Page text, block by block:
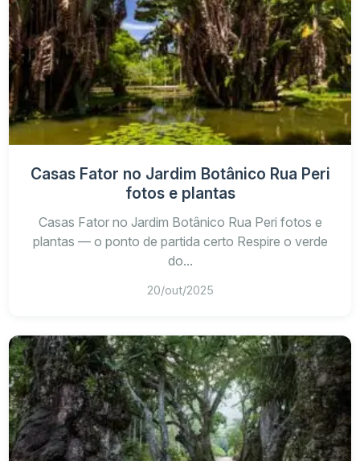
Casas Fator no Jardim Botânico Rua Peri
fotos e plantas
Casas Fator no Jardim Botânico Rua Peri fotos e
plantas — o ponto de partida certo Respire o verde
do...
20/out/2025